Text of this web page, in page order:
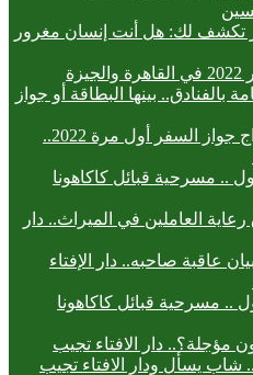
تكشف لك: هل أنت إنسان مغرور
بينها البطاقة أو جواز
خطوات ومستندات استخراج جواز السفر أول مرة 2022..
.. مسرحية قبائل كاكاهونا
العاملين في الميراث.. دار
عاقبة صاحبه.. دار الإفتاء
.. مسرحية قبائل كاكاهونا
مؤجلة؟.. دار الافتاء تجيب
شاب يسأل ودار الافتاء تجيب